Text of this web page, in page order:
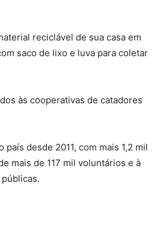
reciclável de sua casa em
saco de lixo e luva para coletar
às cooperativas de catadores
país desde 2011, com mais 1,2 mil
mais de 117 mil voluntários e à